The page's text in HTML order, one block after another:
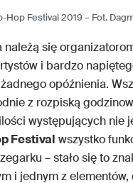
Hop Festival 2019 – Fot.
należą się
i bardzo
opóźnienia.
z rozpiską
występujących nie
Festival wszystko
– stało się to
i jednym z